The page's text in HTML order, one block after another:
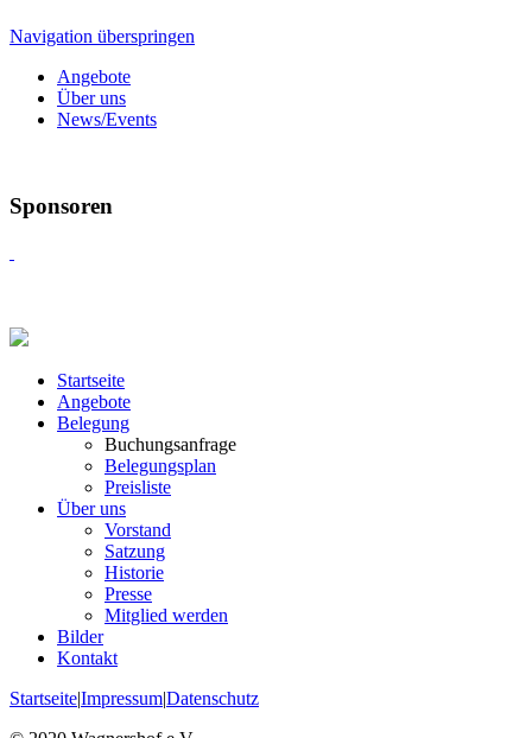
Navigation überspringen
Angebote
Über uns
News/Events
Sponsoren
Startseite
Angebote
Belegung
Buchungsanfrage
Belegungsplan
Preisliste
Über uns
Vorstand
Satzung
Historie
Presse
Mitglied werden
Bilder
Kontakt
Startseite|Impressum|Datenschutz